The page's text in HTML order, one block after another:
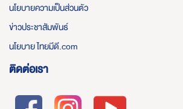
นโยบายความเป็นส่วนตัว
ข่าวประชาสัมพันธ์
นโยบาย ไทยมีดี.com
ติดต่อเรา